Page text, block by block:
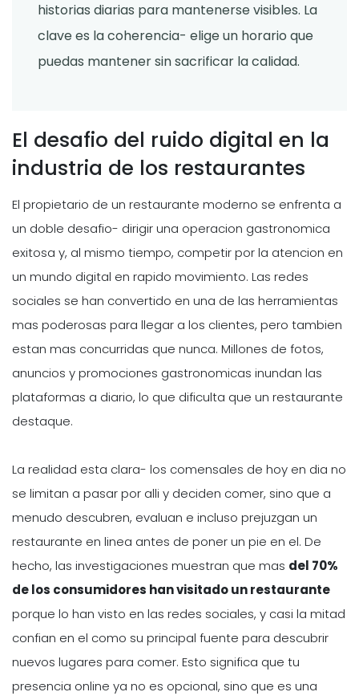
historias diarias para mantenerse visibles. La
clave es la coherencia- elige un horario que
puedas mantener sin sacrificar la calidad.
El desafio del ruido digital en la
industria de los restaurantes
El propietario de un restaurante moderno se enfrenta a
un doble desafio- dirigir una operacion gastronomica
exitosa y, al mismo tiempo, competir por la atencion en
un mundo digital en rapido movimiento. Las redes
sociales se han convertido en una de las herramientas
mas poderosas para llegar a los clientes, pero tambien
estan mas concurridas que nunca. Millones de fotos,
anuncios y promociones gastronomicas inundan las
plataformas a diario, lo que dificulta que un restaurante
destaque.
La realidad esta clara- los comensales de hoy en dia no
se limitan a pasar por alli y deciden comer, sino que a
menudo descubren, evaluan e incluso prejuzgan un
restaurante en linea antes de poner un pie en el. De
hecho, las investigaciones muestran que mas del 70%
de los consumidores han visitado un restaurante
porque lo han visto en las redes sociales, y casi la mitad
confian en el como su principal fuente para descubrir
nuevos lugares para comer. Esto significa que tu
presencia online ya no es opcional, sino que es una